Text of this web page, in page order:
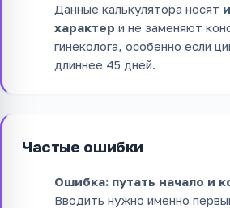
Данные калькулятора носят
характер и не заменяют
гинеколога, особенно если
длиннее 45 дней.
Частые ошибки
Ошибка: путать начало и
Вводить нужно именно